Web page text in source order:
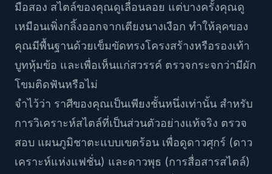
มือสอง สไตล์ของคุณดูเลื่อนลอย แต่บางครั้งคุณดู
เหมือนเพิ่งกลิ้งออกจากเตียงนางเงือก ทำให้ลุคของ
คุณมีพื้นฐานด้วยเข็มขัดทรงโครงสร้างหรือรองเท้า
บูทหุ้มข้อ และเพื่อเห็นแก่สวรรค์ ตรวจกระจกว่ามีผัก
โขมติดฟันหรือไม่
จำไว้ว่า ราศีของคุณเป็นเพียงชั้นหนึ่งเท่านั้น สำหรับ
การวิเคราะห์สไตล์ที่เป็นส่วนตัวอย่างแท้จริง ตรวจ
สอบ แผนภูมิชาตะแบบเขตร้อน เพื่อดูดาวศุกร์ (ดาว
เคราะห์แห่งแฟชั่น) และดาวพุธ (การสื่อสารสไตล์)